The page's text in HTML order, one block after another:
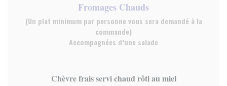
Fromages Chauds
(Un plat minimum par personne vous sera demandé à la
commande)
Accompagnées d’une salade
Chèvre frais servi chaud rôti au miel